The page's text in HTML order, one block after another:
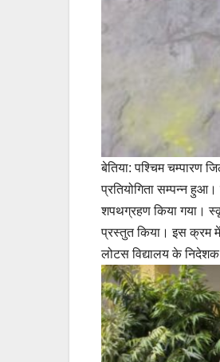
बेतिया: पश्चिम चम्पारण
प्रतियोगिता सम्पन्न हुआ।
शपथग्रहण किया गया।
प्रस्तुत किया। इस क्रम में
लोटस विद्यालय के